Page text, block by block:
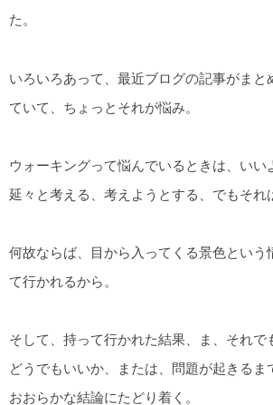
た。
いろいろあって、最近ブログの記事がまと
ていて、ちょっとそれが悩み。
ウォーキングって悩んでいるときは、いい
延々と考える、考えようとする、でもそれ
何故ならば、目から入ってくる景色という
て行かれるから。
そして、持って行かれた結果、ま、それで
どうでもいいか、または、問題が起きるま
おおらかな結論にたどり着く。